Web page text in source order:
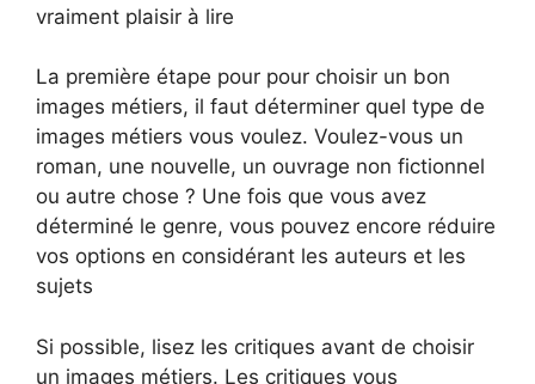
vraiment plaisir à lire
La première étape pour pour choisir un bon
images métiers, il faut déterminer quel type de
images métiers vous voulez. Voulez-vous un
roman, une nouvelle, un ouvrage non fictionnel
ou autre chose ? Une fois que vous avez
déterminé le genre, vous pouvez encore réduire
vos options en considérant les auteurs et les
sujets
Si possible, lisez les critiques avant de choisir
un images métiers. Les critiques vous